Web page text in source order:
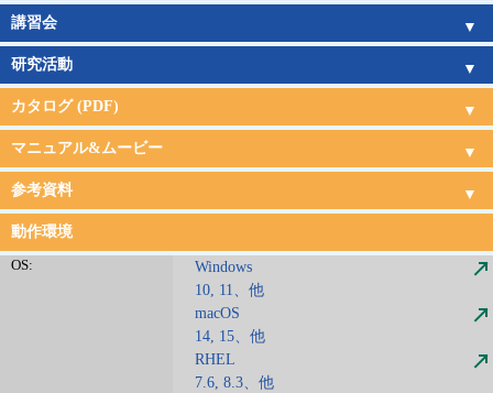
サポートサービス
受託計算サービス
講習会
講習会概要
講習会日程
研究活動
研究活動
カタログ (PDF)
CONFLEX
CONFLEX DOCK
Gaussian&GaussView
Amber
ChemDraw
受託計算
サポート・講習会
マニュアル&ムービー
CONFLEX & DOCKマニュアル
CONFLEX & DOCKムービー
Gaussian日本語マニュアル
Amber日本語チュートリアル
参考資料
CONFLEX&Gaussian連携
文献
現代化学サンプル分子
動作環境
OS:
Windows
10, 11、他
macOS
14, 15、他
RHEL
7.6, 8.3、他